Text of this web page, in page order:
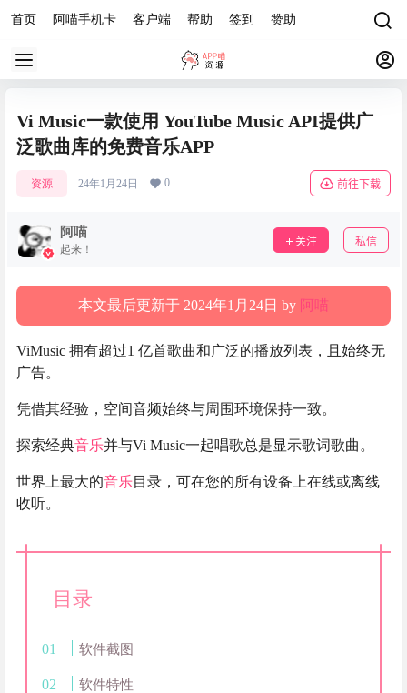
首页 阿喵手机卡 客户端 帮助 签到 赞助
Vi Music一款使用 YouTube Music API提供广
泛歌曲库的免费音乐APP
资源 24年1月24日 0 前往下载
阿喵
起来！
关注 私信
本文最后更新于 2024年1月24日 by 阿喵
ViMusic 拥有超过1 亿首歌曲和广泛的播放列表，且始终无
广告。
凭借其经验，空间音频始终与周围环境保持一致。
探索经典音乐并与Vi Music一起唱歌总是显示歌词歌曲。
世界上最大的音乐目录，可在您的所有设备上在线或离线
收听。
目录
软件截图
软件特性